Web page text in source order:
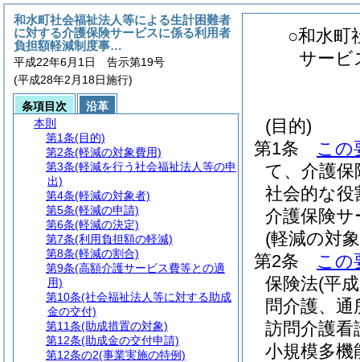
○和水町
サービ
(目的)
第1条
この
て、介護
社会的な
介護保険
(軽減の対
第2条
この
保険法(平
問介護、
訪問介護看
小規模多機
和水町社会福祉法人等による生計困難者
に対する介護保険サービスに係る利用者
負担額軽減制度事…
平成22年6月1日 告示第19号
(平成28年2月18日施行)
条項目次
沿革
本則
第1条(目的)
第2条(軽減の対象費用)
第3条(軽減を行う社会福祉法人等の申
出)
第4条(軽減の対象者)
第5条(軽減の申請)
第6条(軽減の決定)
第7条(利用負担額の軽減)
第8条(軽減の割合)
第9条(高額介護サービス費等との適
用)
第10条(社会福祉法人等に対する助成
金の交付)
第11条(助成措置の対象)
第12条(助成金の交付申請)
第12条の2(事業実施の特例)